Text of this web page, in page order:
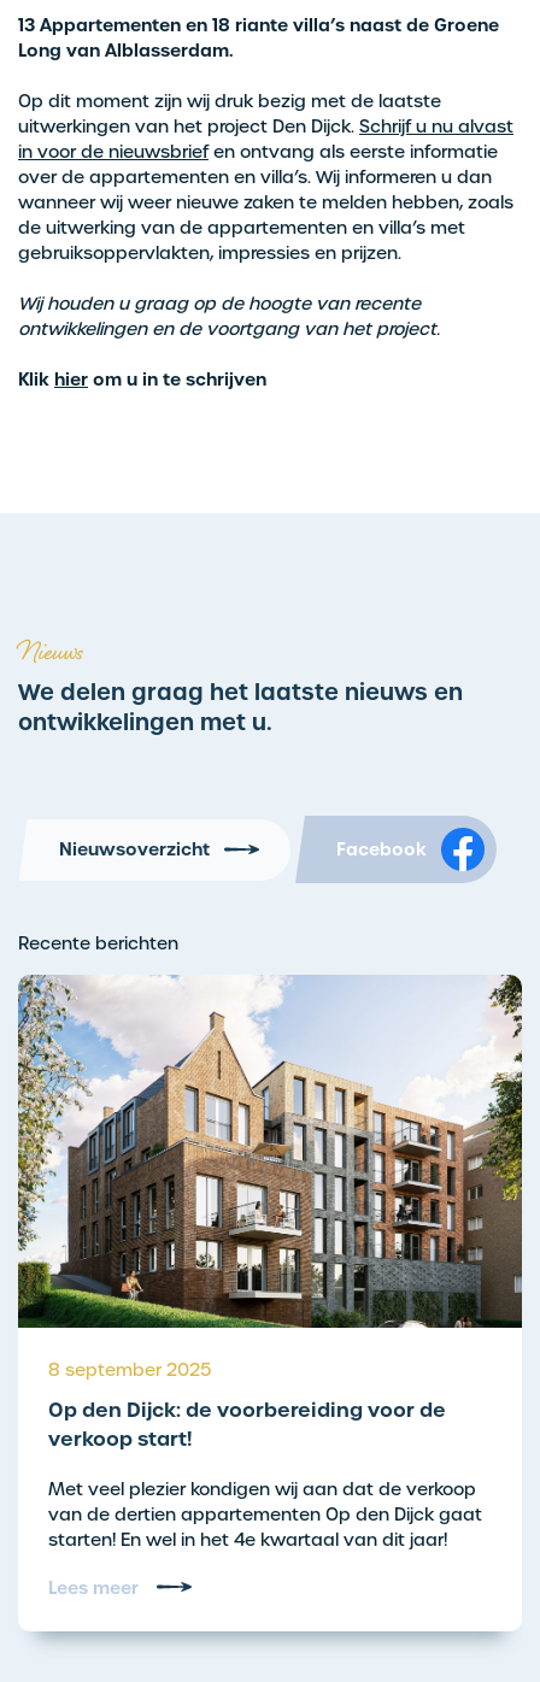
13 Appartementen en 18 riante villa’s naast de Groene
Long van Alblasserdam.
Op dit moment zijn wij druk bezig met de laatste
uitwerkingen van het project Den Dijck. Schrijf u nu alvast
in voor de nieuwsbriefen ontvang als eerste informatie
over de appartementen en villa’s. Wij informeren u dan
wanneer wij weer nieuwe zaken te melden hebben, zoals
de uitwerking van de appartementen en villa’s met
gebruiksoppervlakten, impressies en prijzen.
Wij houden u graag op de hoogte van recente
ontwikkelingen en de voortgang van het project.
Klik hier om u in te schrijven
Nieuws
We delen graag het laatste nieuws en
ontwikkelingen met u.
Nieuwsoverzicht Facebook
Recente berichten
8 september 2025
Op den Dijck: de voorbereiding voor de
verkoop start!
Met veel plezier kondigen wij aan dat de verkoop
van de dertien appartementen Op den Dijck gaat
starten! En wel in het 4e kwartaal van dit jaar!
Lees meer